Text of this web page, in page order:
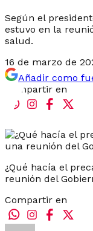
Según el
estuvo en la
salud.
16 de marzo de
Añadir como
Compartir en
¿Qué hacía el
reunión del
Compartir en